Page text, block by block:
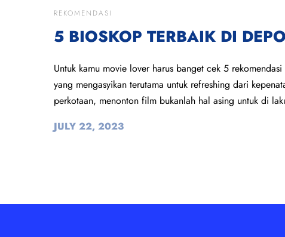
REKOMENDASI
5 BIOSKOP TERBAIK DI
Untuk kamu movie lover harus banget cek 5
yang mengasyikan terutama untuk refreshing dari
perkotaan, menonton film bukanlah hal asing untuk di
JULY 22, 2023